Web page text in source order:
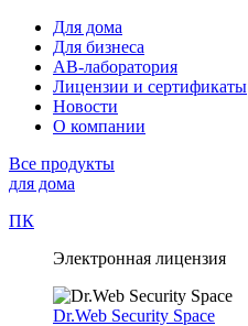
Для дома
Для бизнеса
АВ-лаборатория
Лицензии и сертификаты
Новости
О компании
Все продукты
для дома
ПК
Электронная лицензия
Dr.Web Security Space